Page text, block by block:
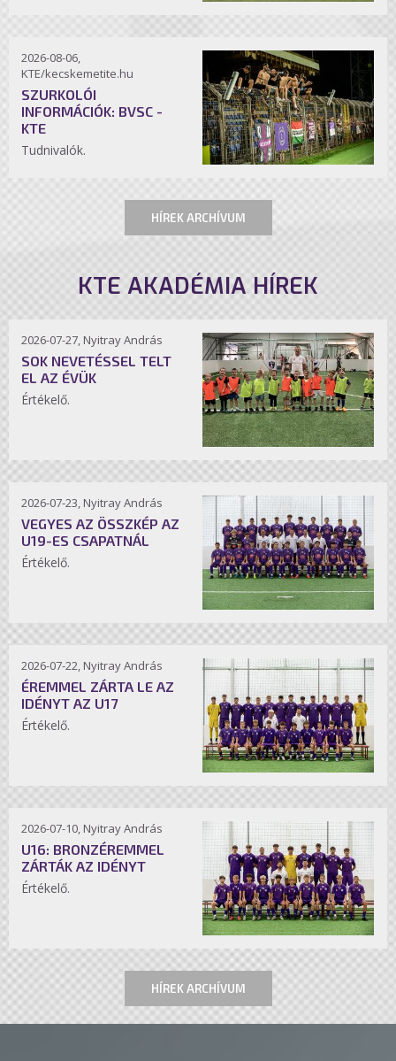
2026-08-06,
KTE/kecskemetite.hu
SZURKOLÓI
INFORMÁCIÓK: BVSC -
KTE
Tudnivalók.
HÍREK ARCHÍVUM
KTE AKADÉMIA HÍREK
2026-07-27, Nyitray András
SOK NEVETÉSSEL TELT
EL AZ ÉVÜK
Értékelő.
2026-07-23, Nyitray András
VEGYES AZ ÖSSZKÉP AZ
U19-ES CSAPATNÁL
Értékelő.
2026-07-22, Nyitray András
ÉREMMEL ZÁRTA LE AZ
IDÉNYT AZ U17
Értékelő.
2026-07-10, Nyitray András
U16: BRONZÉREMMEL
ZÁRTÁK AZ IDÉNYT
Értékelő.
HÍREK ARCHÍVUM